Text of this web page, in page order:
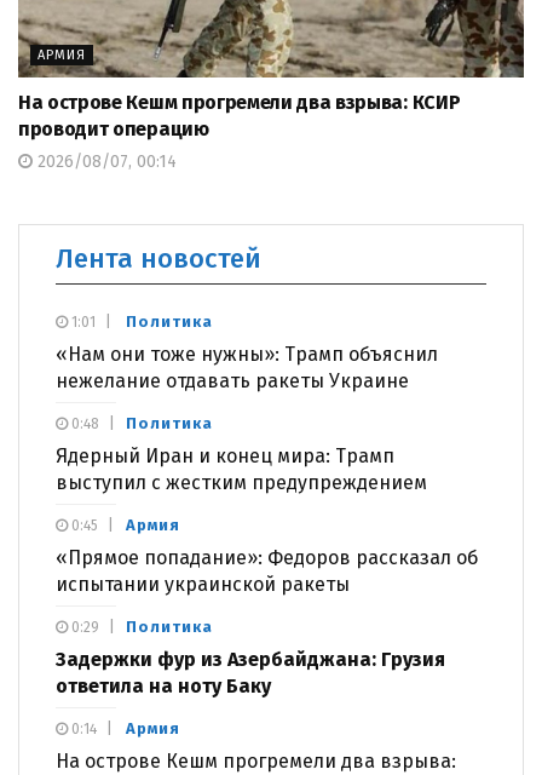
АРМИЯ
На острове Кешм прогремели два взрыва: КСИР
проводит операцию
2026/08/07, 00:14
Лента новостей
Политика
«Нам они тоже нужны»: Трамп объяснил
нежелание отдавать ракеты Украине
1:01
Политика
Ядерный Иран и конец мира: Трамп
выступил с жестким предупреждением
0:48
Армия
«Прямое попадание»: Федоров рассказал об
испытании украинской ракеты
0:45
Политика
Задержки фур из Азербайджана: Грузия
ответила на ноту Баку
0:29
Армия
На острове Кешм прогремели два взрыва:
0:14